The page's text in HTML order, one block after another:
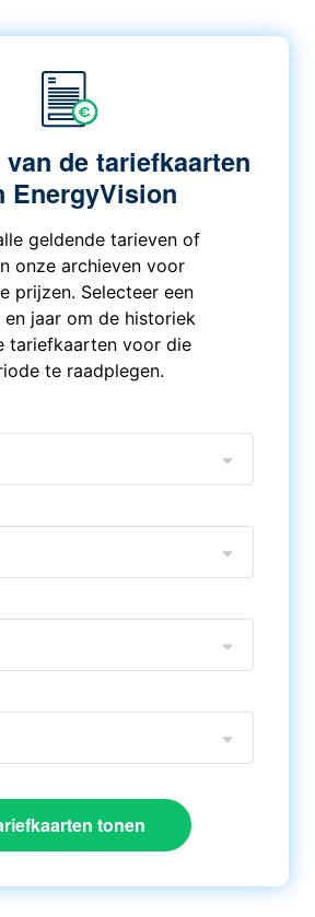
de tariefkaarten
EnergyVision
geldende tarieven of
onze archieven voor
prijzen. Selecteer een
en jaar om de historiek
tariefkaarten voor die
te raadplegen.
tonen